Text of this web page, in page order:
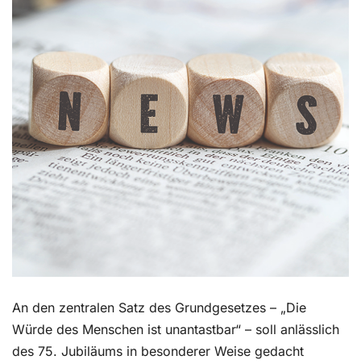
An den zentralen Satz des Grundgesetzes – „Die
Würde des Menschen ist unantastbar“ – soll anlässlich
des 75. Jubiläums in besonderer Weise gedacht